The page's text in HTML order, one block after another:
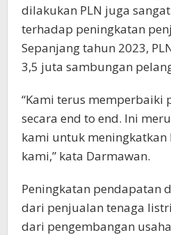
dilakukan PLN juga
terhadap peningkatan
Sepanjang tahun 2023,
3,5 juta sambungan
“Kami terus memperbaiki
secara end to end. Ini
kami untuk meningkatkan
kami,” kata Darmawan.
Peningkatan pendapatan
dari penjualan tenaga
dari pengembangan